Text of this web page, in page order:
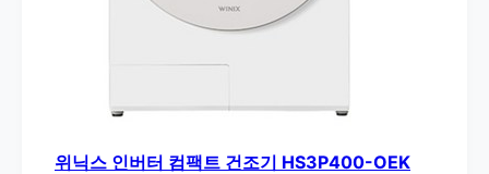
위닉스 인버터 컴팩트 건조기 HS3P400-OEK